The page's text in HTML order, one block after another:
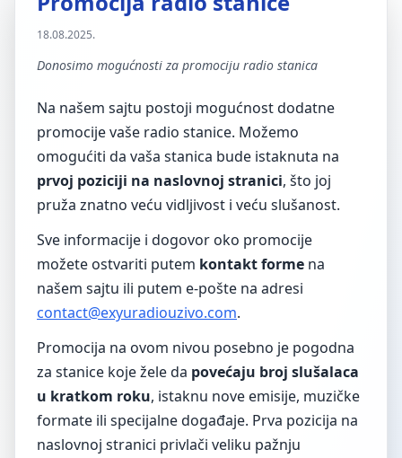
18.08.2025.
Donosimo mogućnosti za promociju radio stanica
Na našem sajtu postoji mogućnost dodatne
promocije vaše radio stanice. Možemo
omogućiti da vaša stanica bude istaknuta na
prvoj poziciji na naslovnoj stranici, što joj
pruža znatno veću vidljivost i veću slušanost.
Sve informacije i dogovor oko promocije
možete ostvariti putem kontakt forme na
našem sajtu ili putem e-pošte na adresi
contact@exyuradiouzivo.com.
Promocija na ovom nivou posebno je pogodna
za stanice koje žele da povećaju broj slušalaca
u kratkom roku, istaknu nove emisije, muzičke
formate ili specijalne događaje. Prva pozicija na
naslovnoj stranici privlači veliku pažnju